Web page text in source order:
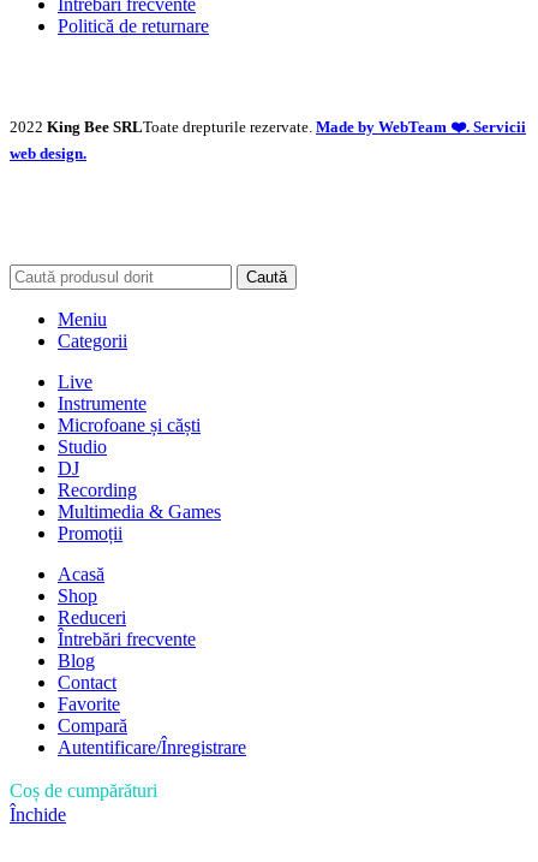
Întrebări frecvente
Politică de returnare
2022 King Bee SRLToate drepturile rezervate. Made by WebTeam ❤️. Servicii
web design.
Caută
Meniu
Categorii
Live
Instrumente
Microfoane și căști
Studio
DJ
Recording
Multimedia & Games
Promoții
Acasă
Shop
Reduceri
Întrebări frecvente
Blog
Contact
Favorite
Compară
Autentificare/Înregistrare
Coș de cumpărături
Închide